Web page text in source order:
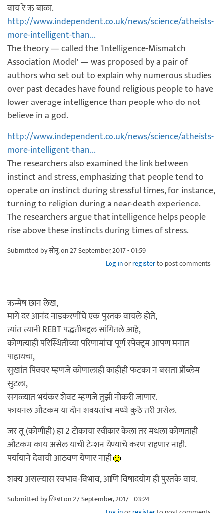
वाच रे ऋ बाळा.
http://www.independent.co.uk/news/science/atheists-
more-intelligent-than...
The theory — called the 'Intelligence-Mismatch
Association Model' — was proposed by a pair of
authors who set out to explain why numerous studies
over past decades have found religious people to have
lower average intelligence than people who do not
believe in a god.
http://www.independent.co.uk/news/science/atheists-
more-intelligent-than...
The researchers also examined the link between
instinct and stress, emphasizing that people tend to
operate on instinct during stressful times, for instance,
turning to religion during a near-death experience.
The researchers argue that intelligence helps people
rise above these instincts during times of stress.
Submitted byसोनू.on 27 September, 2017 - 01:59
Log inorregisterto post comments
ऋन्मेष छान लेख,
मागे दर आनंद नाडकरणींचे एक पुस्तक वाचले होते,
त्यांत त्यानी REBT पद्धतीबद्दल सांगितले आहे,
कोणत्याही परिस्थितीच्या परिणामांचा पूर्ण स्पेक्ट्रम आपण मनात
पाहायचा,
सुखांत पिक्चर म्हणजे कोणालाही काहीही फटका न बसता प्रॉब्लेम
सुटला,
सगळ्यात भयंकर शेवट म्हणजे तुझी नोकरी जाणार.
फायनल औटकम या दोन शक्यतांचा मध्ये कुठे तरी असेल.
जर तू (कोणीही) हा 2 टोकाचा स्वीकार केला तर मधला कोणताही
औटकम काय असेल याची टेन्शन येण्याचे करण राहणार नाही.
पर्यायाने देवाची आठवण येणार नाही
शक्य असल्यास स्वभाव-विभाव, आणि विषादयोग ही पुस्तके वाच.
Submitted byसिम्बाon 27 September, 2017 - 03:24